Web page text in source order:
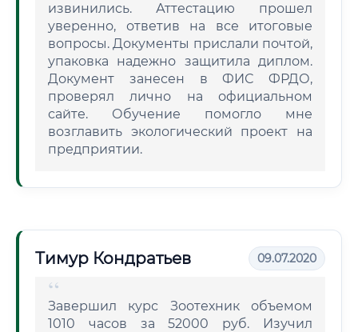
извинились. Аттестацию прошел
уверенно, ответив на все итоговые
вопросы. Документы прислали почтой,
упаковка надежно защитила диплом.
Документ занесен в ФИС ФРДО,
проверял лично на официальном
сайте. Обучение помогло мне
возглавить экологический проект на
предприятии.
Тимур Кондратьев 09.07.2020
Завершил курс Зоотехник объемом
1010 часов за 52000 руб. Изучил